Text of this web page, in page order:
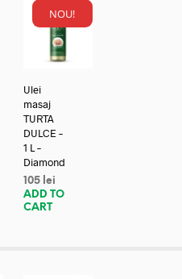
NOU!
Ulei
masaj
TURTA
DULCE –
1 L –
Diamond
105 lei
ADD TO
CART